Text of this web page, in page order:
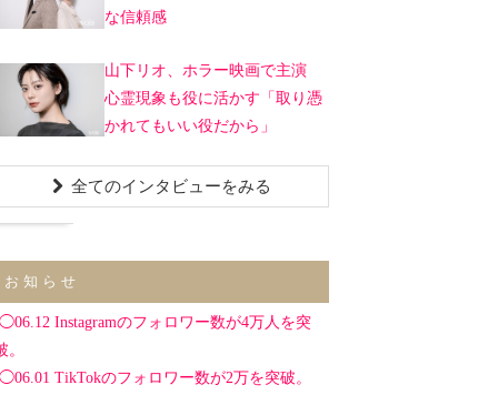
な信頼感
山下リオ、ホラー映画で主演
心霊現象も役に活かす「取り憑
かれてもいい役だから」
全てのインタビューをみる
お知らせ
◯06.12 Instagramのフォロワー数が4万人を突
。
◯06.01 TikTokのフォロワー数が2万を突破。